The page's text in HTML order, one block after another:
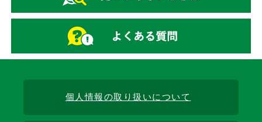
個人情報の取り扱いについて